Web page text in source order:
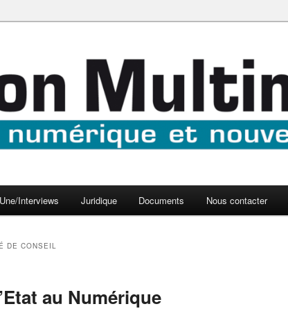
Une/Interviews Juridique Documents Nous contacter
DE CONSEIL
au Numérique